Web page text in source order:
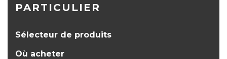
PARTICULIER
Sélecteur de produits
Où acheter